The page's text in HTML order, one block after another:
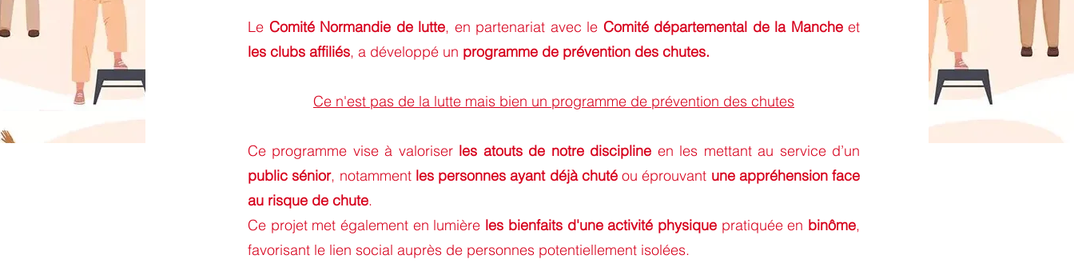
Le Comité Normandie de lutte, en partenariat avec le Comité départemental de la Mancheet
les clubs affiliés, a développé un programme de prévention des chutes.
Ce n'est pas de la lutte mais bien un programme de prévention des chutes
Ce programme vise à valoriser les atouts de notre discipline en les mettant au service d’un
public sénior, notamment les personnes ayant déjà chutéou éprouvant une appréhension face
au risque de chute.
Ce projet met également en lumière les bienfaits d'une activité physiquepratiquée en binôme,
favorisant le lien social auprès de personnes potentiellement isolées.